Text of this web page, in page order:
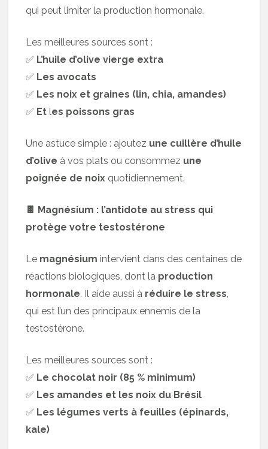
qui peut limiter la production hormonale.
Les meilleures sources sont :
✅ L’huile d’olive vierge extra
✅ Les avocats
✅ Les noix et graines (lin, chia, amandes)
✅ Et les poissons gras
Une astuce simple : ajoutez une cuillère d’huile
d’olive à vos plats ou consommez une
poignée de noix quotidiennement.
🍫 Magnésium : l’antidote au stress qui
protège votre testostérone
Le magnésium intervient dans des centaines de
réactions biologiques, dont la production
hormonale. Il aide aussi à réduire le stress,
qui est l’un des principaux ennemis de la
testostérone.
Les meilleures sources sont :
✅ Le chocolat noir (85 % minimum)
✅ Les amandes et les noix du Brésil
✅ Les légumes verts à feuilles (épinards,
kale)